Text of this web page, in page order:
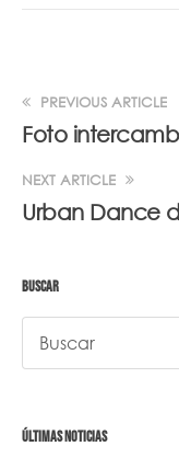
PREVIOUS ARTICLE
Foto
NEXT ARTICLE
Urban Dance
BUSCAR
ÚLTIMAS NOTICIAS